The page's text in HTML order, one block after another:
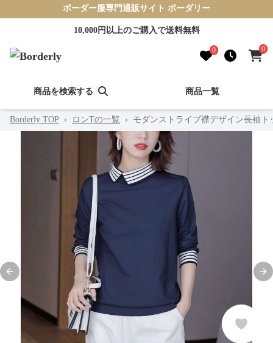
ボーダー服専門通販サイト ボーダリー
10,000円以上のご購入で送料無料
0 0
商品を検索する 商品一覧
Borderly TOP › ロンTの一覧 › モダンストライプ襟デザイン長袖ト
Previous slide